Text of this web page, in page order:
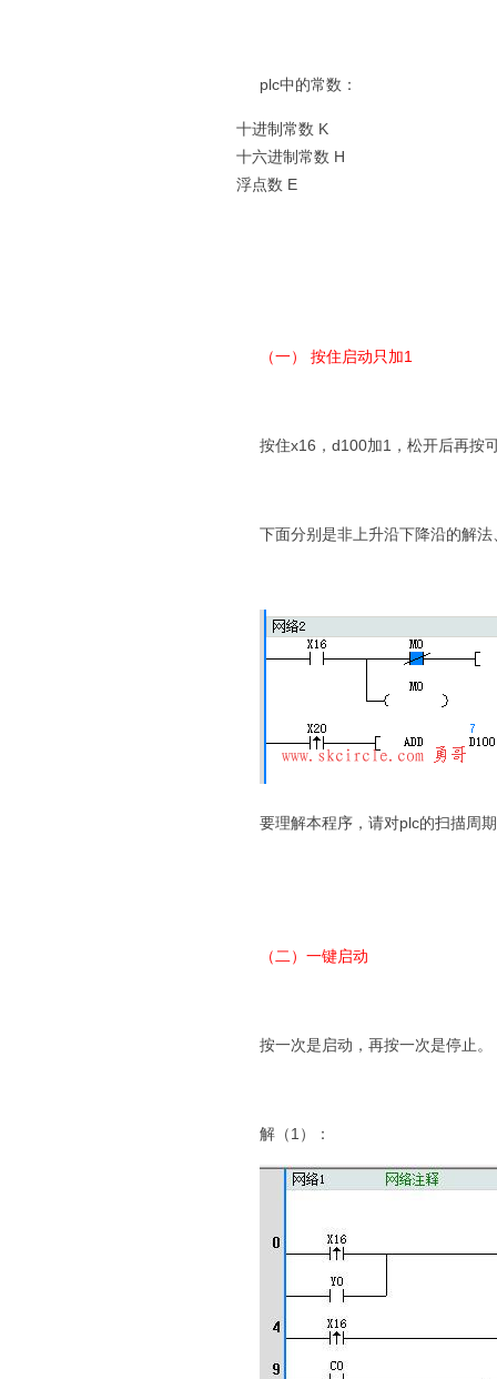
plc中的常数：
十进制常数 K
十六进制常数 H
浮点数 E
（一） 按住启动只加1
按住x16，d100加1，松开后再按
下面分别是非上升沿下降沿的解
要理解本程序，请对plc的扫描周
（二）一键启动
按一次是启动，再按一次是停止。
解（1）：